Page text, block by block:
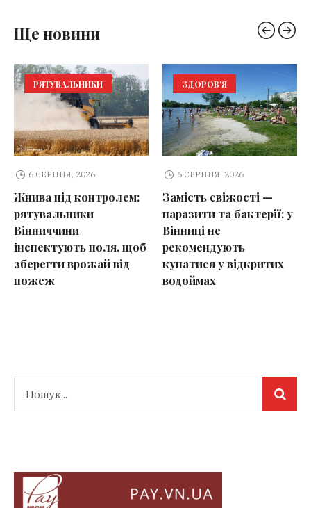
Ще новини
РЯТУВАЛЬНИКИ
6 СЕРПНЯ, 2026
Жнива під контролем:
рятувальники
Вінниччини
інспектують поля, щоб
зберегти врожай від
пожеж
ЗДОРОВ'Я
6 СЕРПНЯ, 2026
Замість свіжості —
паразити та бактерії: у
Вінниці не
рекомендують
купатися у відкритих
водоймах